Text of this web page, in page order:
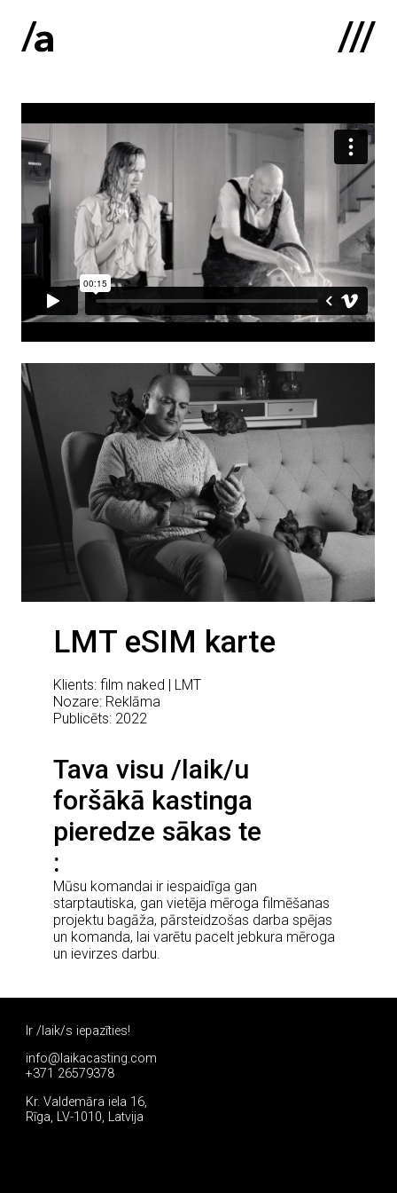
:
Sākums
Par mums
Kontakti
Portfolio
LMT eSIM karte
Klients: film naked | LMT
Nozare: Reklāma
Publicēts: 2022
Tava visu /laik/u
foršākā kastinga
pieredze sākas te
Mūsu komandai ir iespaidīga gan
starptautiska, gan vietēja mēroga filmēšanas
projektu bagāža, pārsteidzošas darba spējas
un komanda, lai varētu pacelt jebkura mēroga
un ievirzes darbu.
Ir /laik/s iepazīties!
info@laikacasting.com
+371 26579378
Kr. Valdemāra iela 16,
Rīga, LV-1010, Latvija